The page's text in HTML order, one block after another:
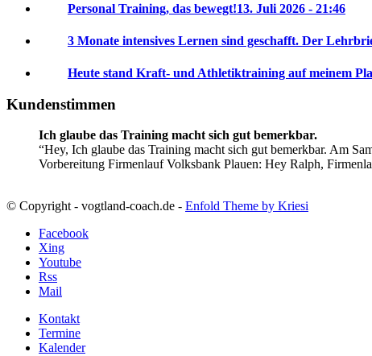
Personal Training, das bewegt!13. Juli 2026 - 21:46
3 Monate intensives Lernen sind geschafft. Der
Heute stand Kraft- und Athletiktraining auf meinem
Kundenstimmen
Ich glaube das Training macht sich gut bemerkbar.
Hey, Ich glaube das Training macht sich gut bemerkbar. Am
Vorbereitung Firmenlauf Volksbank Plauen: Hey Ralph,
© Copyright - vogtland-coach.de - Enfold Theme by Kriesi
Facebook
Xing
Youtube
Rss
Mail
Kontakt
Termine
Kalender